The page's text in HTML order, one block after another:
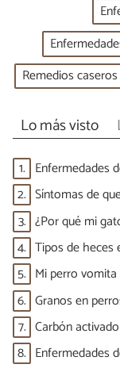
Remedios caseros
Lo más visto
1. Enfermedades
2. Síntomas de
3. ¿Por qué mi
4. Tipos de heces
5. Mi perro
6. Granos en
7. Carbón
8. Enfermedades